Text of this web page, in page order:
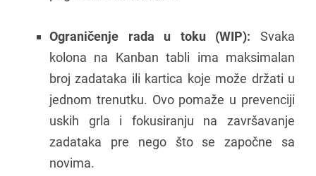
Ograničenje rada u toku (WIP): Svaka
kolona na Kanban tabli ima maksimalan
broj zadataka ili kartica koje može držati u
jednom trenutku. Ovo pomaže u prevenciji
uskih grla i fokusiranju na završavanje
zadataka pre nego što se započne sa
novima.